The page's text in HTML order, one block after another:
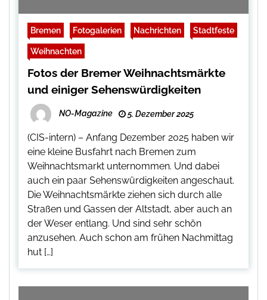
Bremen Fotogalerien Nachrichten Stadtfeste
Weihnachten
Fotos der Bremer Weihnachtsmärkte
und einiger Sehenswürdigkeiten
NO-Magazine 5. Dezember 2025
(CIS-intern) – Anfang Dezember 2025 haben wir
eine kleine Busfahrt nach Bremen zum
Weihnachtsmarkt unternommen. Und dabei
auch ein paar Sehenswürdigkeiten angeschaut.
Die Weihnachtsmärkte ziehen sich durch alle
Straßen und Gassen der Altstadt, aber auch an
der Weser entlang. Und sind sehr schön
anzusehen. Auch schon am frühen Nachmittag
hut […]